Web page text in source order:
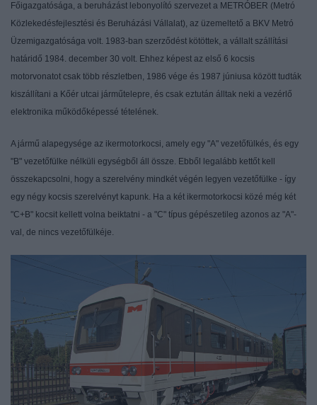
Főigazgatósága, a beruházást lebonyolító szervezet a METRÓBER (Metró
Közlekedésfejlesztési és Beruházási Vállalat), az üzemeltető a BKV Metró
Üzemigazgatósága volt. 1983-ban szerződést kötöttek, a vállalt szállítási
határidő 1984. december 30 volt. Ehhez képest az első 6 kocsis
motorvonatot csak több részletben, 1986 vége és 1987 júniusa között tudták
kiszállítani a Kőér utcai járműtelepre, és csak eztután álltak neki a vezérlő
elektronika működőképessé tételének.
A jármű alapegysége az ikermotorkocsi, amely egy "A" vezetőfülkés, és egy
"B" vezetőfülke nélküli egységből áll össze. Ebből legalább kettőt kell
összekapcsolni, hogy a szerelvény mindkét végén legyen vezetőfülke - így
egy négy kocsis szerelvényt kapunk. Ha a két ikermotorkocsi közé még két
"C+B" kocsit kellett volna beiktatni - a "C" típus gépészetileg azonos az "A"-
val, de nincs vezetőfülkéje.